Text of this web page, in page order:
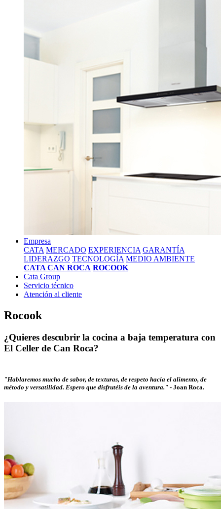
Empresa
CATA MERCADO EXPERIENCIA GARANTÍA
LIDERAZGO TECNOLOGÍA MEDIO AMBIENTE
CATA CAN ROCA ROCOOK
Cata Group
Servicio técnico
Atención al cliente
Rocook
¿Quieres descubrir la cocina a baja temperatura con
El Celler de Can Roca?
"Hablaremos mucho de sabor, de texturas, de respeto hacia el alimento, de
método y versatilidad. Espero que disfrutéis de la aventura." - Joan Roca.